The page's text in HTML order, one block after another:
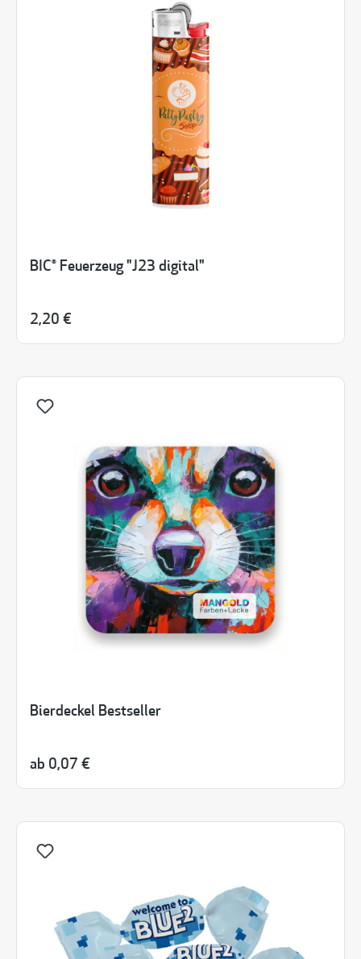
BIC® Feuerzeug "J23 digital"
2,20 €
Bierdeckel Bestseller
ab 0,07 €